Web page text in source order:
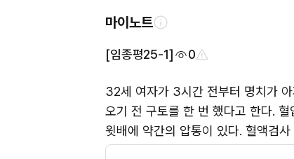
마이노트
[임종평25-1] 0
32세 여자가 3시간 전부터 명치가
오기 전 구토를 한 번 했다고 한다.
윗배에 약간의 압통이 있다. 혈액검